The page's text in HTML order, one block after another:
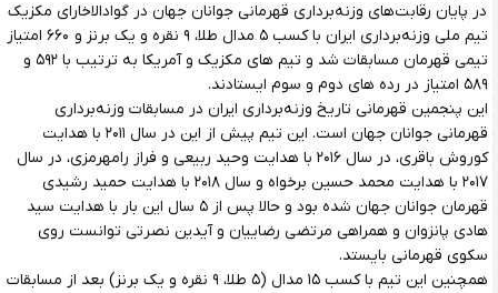
در پایان رقابت‌های وزنه‌برداری قهرمانی جوانان جهان در گوادالاخارای مکزیک
تیم ملی وزنه‌برداری ایران با کسب ۵ مدال طلا، ۹ نقره و یک برنز و ۶۶۰ امتیاز
تیمی قهرمان مسابقات شد و تیم های مکزیک و آمریکا به ترتیب با ۵۹۲ و
۵۸۹ امتیاز در رده های دوم و سوم ایستادند.
این پنجمین قهرمانی تاریخ وزنه‌برداری ایران در مسابقات وزنه‌برداری
قهرمانی جوانان جهان است. این تیم پیش از این در سال ۲۰۱۱ با هدایت
کوروش باقری، در سال ۲۰۱۶ با هدایت وحید ربیعی و فراز رامهرمزی، در سال‌
۲۰۱۷ با هدایت محمد حسین برخواه و سال ۲۰۱۸ با هدایت حمید رشیدی
قهرمان جوانان جهان شده بود و حالا پس از ۵ سال این بار با هدایت سید
هادی پانزوان و همراهی مرتضی رضاییان و آیدین نصرتی توانست روی
سکوی قهرمانی بایستد.
همچنین این تیم با کسب ۱۵ مدال (۵ طلا، ۹ نقره و یک برنز) بعد از مسابقات